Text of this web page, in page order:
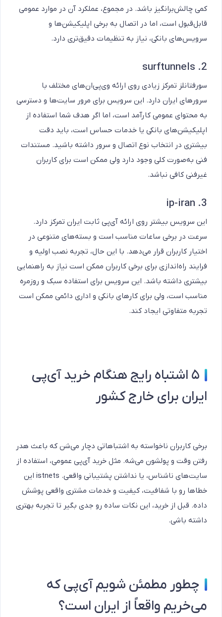
کمی چالش‌برانگیز باشد. در مجموع، عملکرد آن در موارد عمومی
قابل‌قبول است، اما در اتصال به برخی اپلیکیشن‌ها و
سرویس‌های بانکی، نیاز به تنظیمات دقیق‌تری دارد.
2. surftunnels
سورفتانلز تمرکز زیادی روی ارائه وی‌پی‌ان‌های مختلف با
سرورهای ایران دارد. این سرویس برای مرور سایت‌ها و دسترسی
به محتوای عمومی کارآمد است، اما اگر هدف شما استفاده از
اپلیکیشن‌های بانکی یا خدمات حساس است، باید دقت
بیشتری در انتخاب نوع اتصال و سرور داشته باشید. مستندات
فنی به‌صورت کلی وجود دارد ولی ممکن است برای کاربران
غیرفنی کافی نباشد.
3. ip-iran
این سرویس بیشتر روی ارائه آی‌پی ثابت ایران تمرکز دارد.
سرعت در برخی ساعات مناسب است و بسته‌های متنوعی در
اختیار کاربران قرار می‌دهد. با این حال، تجربه نصب اولیه و
فرایند راه‌اندازی برای برخی کاربران ممکن است نیاز به راهنمایی
بیشتری داشته باشد. این سرویس برای استفاده سبک و روزمره
مناسب است، ولی برای کارهای بانکی و اداری دائمی ممکن است
تجربه متفاوتی ایجاد کند.
۵ اشتباه رایج هنگام خرید آی‌پی
ایران برای خارج کشور
برخی کاربران ناخواسته به اشتباهاتی دچار می‌شن که باعث هدر
رفتن وقت و پولشون می‌شه. مثل خرید آی‌پی عمومی، استفاده از
سایت‌های ناشناس، یا نداشتن پشتیبانی واقعی. istnets این
خطاها رو با شفافیت، کیفیت و خدمات مشتری واقعی پوشش
داده. قبل از خرید، این نکات ساده رو جدی بگیر تا تجربه بهتری
داشته باشی.
چطور مطمئن شویم آی‌پی که
می‌خریم واقعاً از ایران است؟